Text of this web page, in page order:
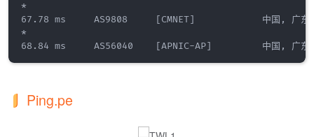
*
67.78 ms     AS9808     [CMNET]            中国, 广东,
*
Ping.pe